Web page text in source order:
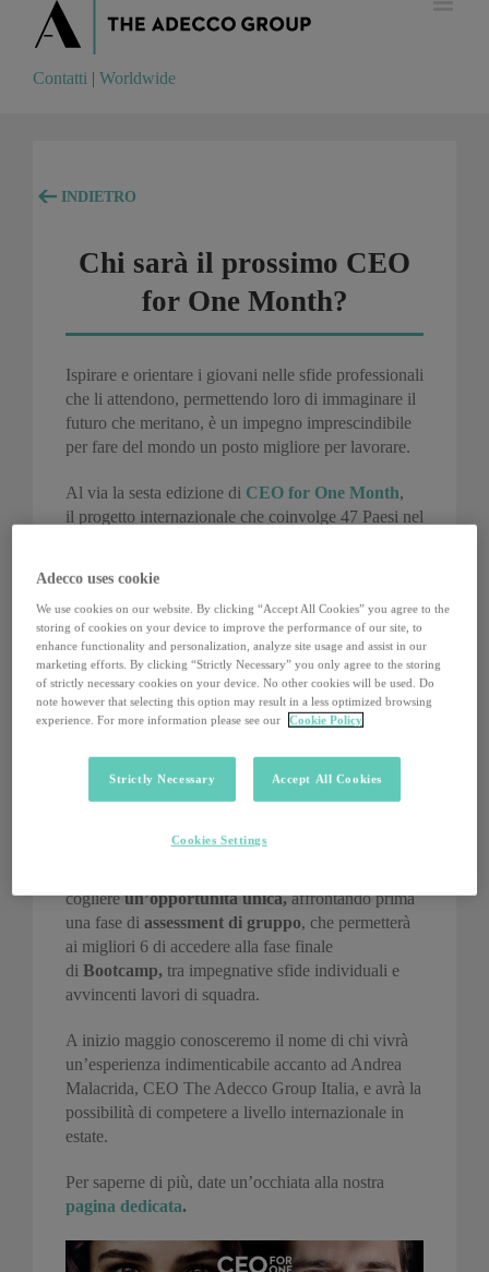
Contatti Worldwide
Contatti | Worldwide
INDIETRO
Chi sarà il prossimo CEO
for One Month?
Ispirare e orientare i giovani nelle sfide professionali
che li attendono, permettendo loro di immaginare il
futuro che meritano, è un impegno imprescindibile
per fare del mondo un posto migliore per lavorare.
Al via la sesta edizione di CEO for One Month,
il progetto internazionale che coinvolge 47 Paesi nel
affiancare per un mese gli Amministratori Delegati
di The Adecco Group nei rispettivi Paesi. In un
secondo step, invece, fa sì che ogni CEO nazionale,
in qualità di vero e proprio mentore, prepari ogni
CEO1Month nazionale a sfidarsi per il ruolo
diGlobal CEO for One Month, al fianco
dell’attuale CEO di The Adecco Group a livello
mondo, Alain Dehaze.
In Italia, un processo innovativo di selezione, della
migliori giovani talenti da febbraio a maggio. I
cogliereun’opportunità unica,affrontando prima
una fase di assessment di gruppo, che permetterà
ai migliori 6 di accedere alla fase finale
di Bootcamp, tra impegnative sfide individuali e
avvincenti lavori di squadra.
A inizio maggio conosceremo il nome di chi vivrà
un’esperienza indimenticabile accanto ad Andrea
Malacrida, CEO The Adecco Group Italia, e avrà la
possibilità di competere a livello internazionale in
estate.
Per saperne di più, date un’occhiata alla nostra
pagina dedicata.
Adecco uses cookie
We use cookies on our website. By clicking “Accept All Cookies” you agree to the
storing of cookies on your device to improve the performance of our site, to
enhance functionality and personalization, analyze site usage and assist in our
marketing efforts. By clicking “Strictly Necessary” you only agree to the storing
of strictly necessary cookies on your device. No other cookies will be used. Do
note however that selecting this option may result in a less optimized browsing
experience. For more information please see our
Cookie Policy
Strictly Necessary Accept All Cookies
Cookies Settings